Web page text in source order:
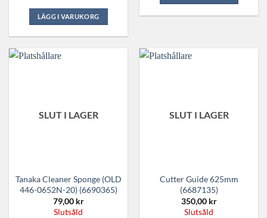
LÄGG I VARUKORG
SLUT I LAGER
Tanaka Cleaner Sponge (OLD
446-0652N-20) (6690365)
79,00 kr
Slutsåld
SLUT I LAGER
Cutter Guide 625mm
(6687135)
350,00 kr
Slutsåld